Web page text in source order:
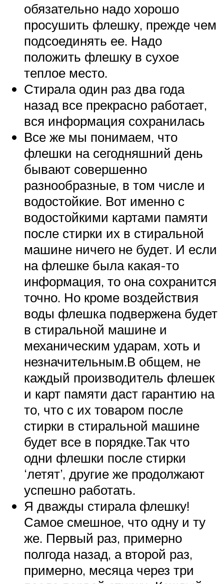
обязательно надо хорошо
просушить флешку, прежде чем
подсоединять ее. Надо
положить флешку в сухое
теплое место.
Стирала один раз два года
назад все прекрасно работает,
вся информация сохранилась
Все же мы понимаем, что
флешки на сегодняшний день
бывают совершенно
разнообразные, в том числе и
водостойкие. Вот именно с
водостойкими картами памяти
после стирки их в стиральной
машине ничего не будет. И если
на флешке была какая-то
информация, то она сохранится
точно. Но кроме воздействия
воды флешка подвержена будет
в стиральной машине и
механическим ударам, хоть и
незначительным.В общем, не
каждый производитель флешек
и карт памяти даст гарантию на
то, что с их товаром после
стирки в стиральной машине
будет все в порядке.Так что
одни флешки после стирки
‘летят’, другие же продолжают
успешно работать.
Я дважды стирала флешку!
Самое смешное, что одну и ту
же. Первый раз, примерно
полгода назад, а второй раз,
примерно, месяца через три